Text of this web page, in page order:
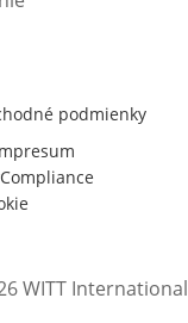
podmienky
Compliance
WITT International